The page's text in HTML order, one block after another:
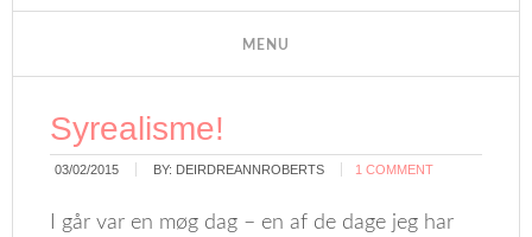
Syrealisme!
03/02/2015 BY: DEIRDREANNROBERTS 1 COMMENT
I går var en møg dag – en af de dage jeg har